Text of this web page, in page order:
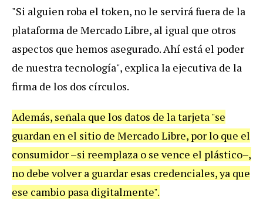
"Si alguien roba el token, nole serviráfuera de la
plataforma de MercadoLibre, al igual que otros
aspectos que hemos asegurado.Ahí está el poder
de nuestratecnología", explicala ejecutiva de la
firma de los dos círculos.
Además, señala que los datos de latarjeta"se
guardan en el sitio de MercadoLibre, porlo que el
consumidor–si reemplaza o se vence el plástico–,
no debe volver a guardar esas credenciales,ya que
ese cambio pasa digitalmente".